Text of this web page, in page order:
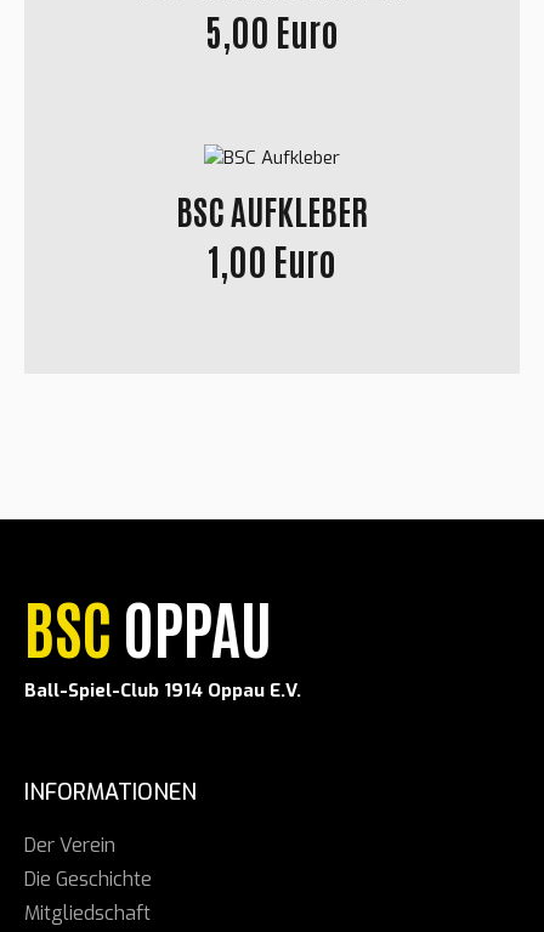
5,00 Euro
BSC AUFKLEBER
1,00 Euro
BSC OPPAU
Ball-Spiel-Club 1914 Oppau E.V.
INFORMATIONEN
Der Verein
Die Geschichte
Mitgliedschaft